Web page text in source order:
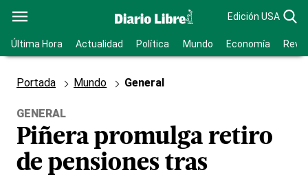
Edición USA
Última Hora Actualidad Política Mundo Economía
Portada Mundo General
GENERAL
Piñera promulga retiro
de pensiones tras